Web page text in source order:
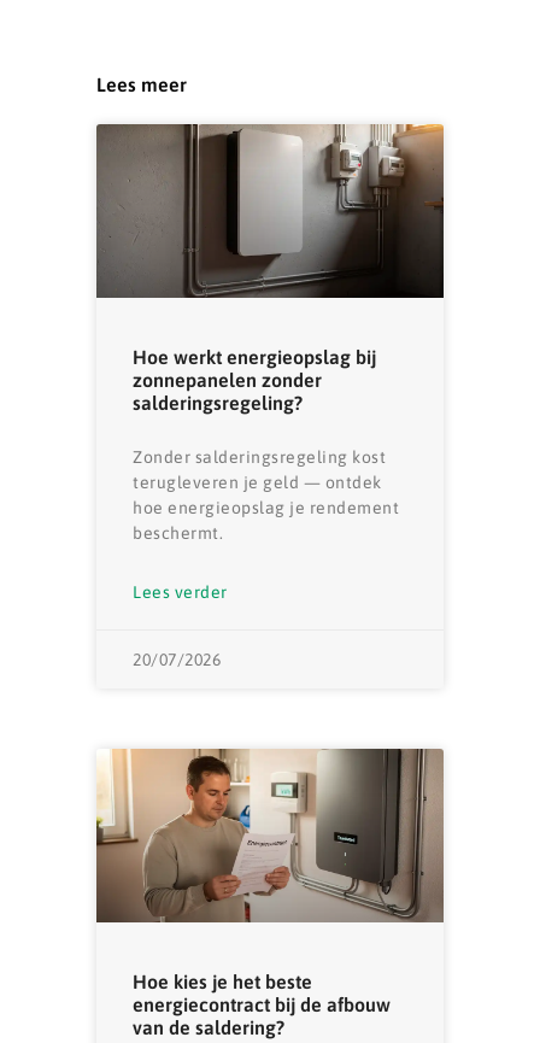
Lees meer
Hoe werkt energieopslag bij
zonnepanelen zonder
salderingsregeling?
Zonder salderingsregeling kost
terugleveren je geld — ontdek
hoe energieopslag je rendement
beschermt.
Lees verder
20/07/2026
Hoe kies je het beste
energiecontract bij de afbouw
van de saldering?